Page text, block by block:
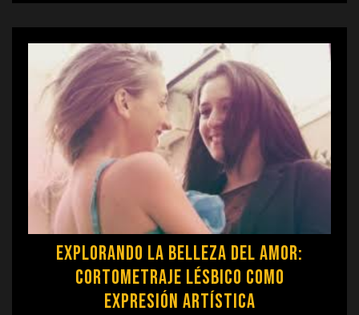
Explorando la Belleza del Amor:
Cortometraje Lésbico como
Expresión Artística